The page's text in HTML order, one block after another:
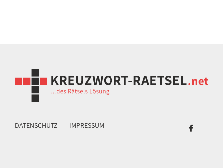
DATENSCHUTZ IMPRESSUM